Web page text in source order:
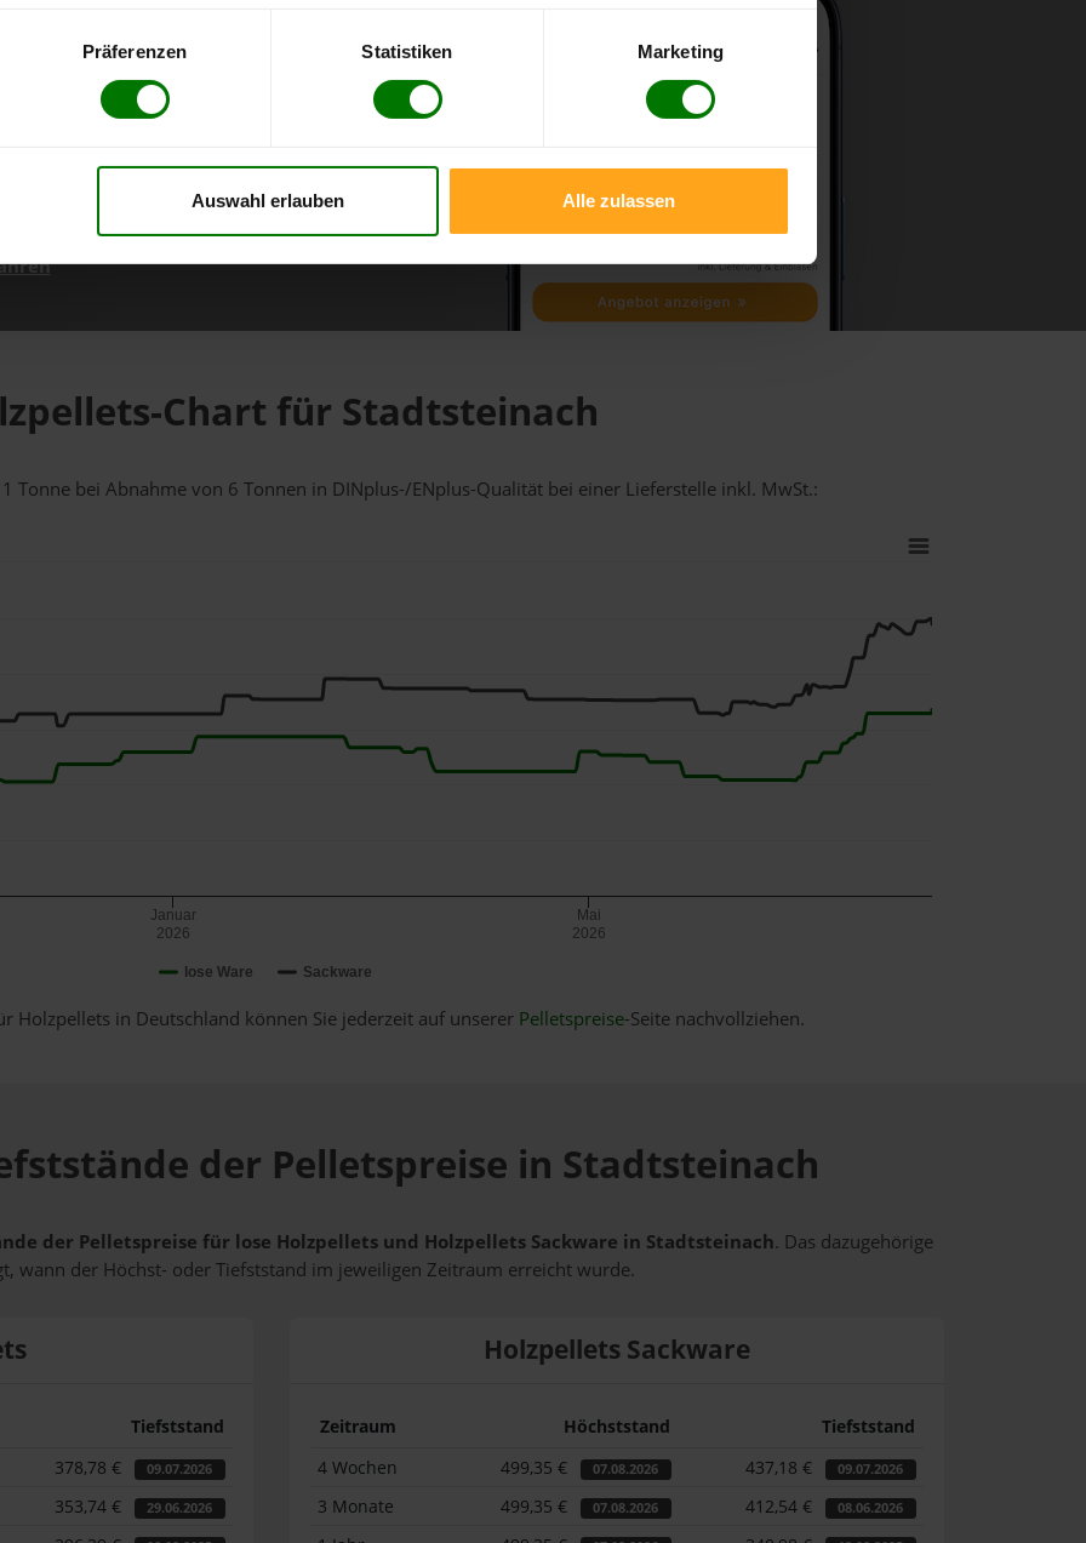
Präferenzen Statistiken Marketing
Auswahl erlauben Alle zulassen
direkt online bestellen
aktuellen Stand
Chart für Stadtsteinach
Tonne bei Abnahmevon 6 Tonnen in DINplus-/ENplus-Qualität bei einer Lieferstelle inkl. MwSt.:
lose Ware Sackware
Januar
2026
Mai
2026
Holzpellets in Deutschland können Sie jederzeit auf unserer Pelletspreise-Seite nachvollziehen.
der Pelletspreise in Stadtsteinach
der Pelletspreise für lose Holzpellets und Holzpellets Sackware in Stadtsteinach. Das dazugehörige
wann der Höchst- oder Tiefststand im jeweiligen Zeitraum erreicht wurde.
Tiefststand
378,78 € 09.07.2026
353,74 € 29.06.2026
Holzpellets Sackware
Zeitraum Höchststand
Tiefststand
4 Wochen
499,35 € 07.08.2026 437,18 € 09.07.2026
3 Monate 499,35 € 07.08.2026 412,54 € 08.06.2026